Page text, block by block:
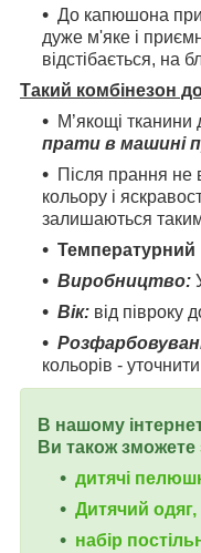
До капюшона
дуже м'яке і
відстібається, на
Такий комбінезон
М’якощі тканини
прати в машині
Після прання не
кольору і
залишаються
Виробництво:
Вік: від півроку
кольорів -
В нашому
Ви також зможете
дитячі
Дитячий одяг,
набір